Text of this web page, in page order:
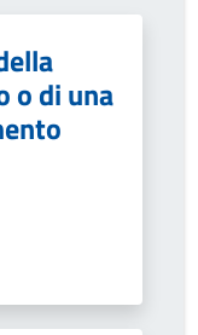
o di una